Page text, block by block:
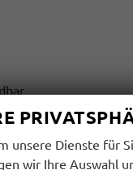
unsere Dienste für
wir Ihre Auswahl